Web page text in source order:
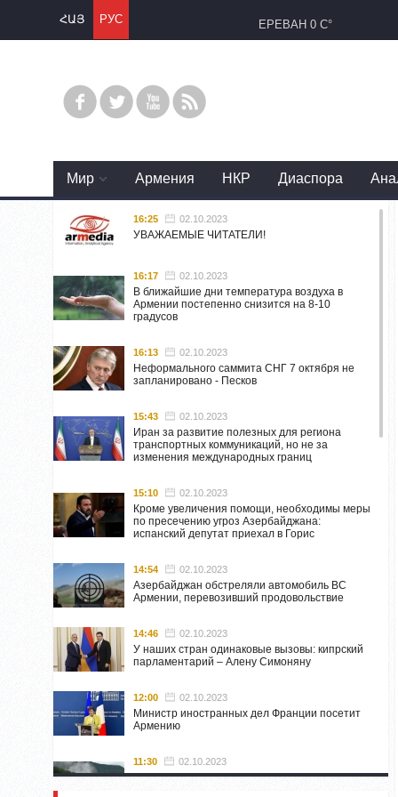
ՀԱՅ РУС ЕРЕВАН 0 C°
Mир Армения НКР Диаспора
16:25 02.10.2023
УВАЖАЕМЫЕ ЧИТАТЕЛИ!
16:17 02.10.2023
В ближайшие дни температура воздуха в
Армении постепенно снизится на 8-10
градусов
16:13 02.10.2023
Неформального саммита СНГ 7 октября не
запланировано - Песков
15:43 02.10.2023
Иран за развитие полезных для региона
транспортных коммуникаций, но не за
изменения международных границ
15:10 02.10.2023
Кроме увеличения помощи, необходимы меры
по пресечению угроз Азербайджана:
испанский депутат приехал в Горис
14:54 02.10.2023
Азербайджан обстреляли автомобиль ВС
Армении, перевозивший продовольствие
14:46 02.10.2023
У наших стран одинаковые вызовы: кипрский
парламентарий – Алену Симоняну
12:00 02.10.2023
Министр иностранных дел Франции посетит
Армению
11:30 02.10.2023
Самвел Шахраманян и группа ответственных